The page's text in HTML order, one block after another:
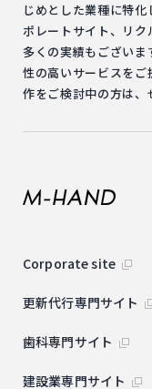
じめとした業種に特
ポレートサイト、リ
多くの実績もござい
性の高いサービスを
作をご検討中の方は、
Corporate site
更新代行専門サイト
歯科専門サイト
建設業専門サイト